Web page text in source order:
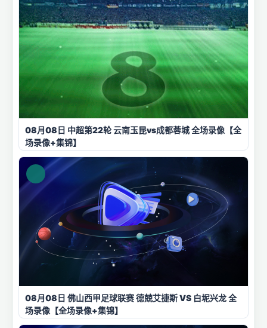
08月08日 中超第22轮 云南玉昆vs成都蓉城 全场录像【全
场录像+集锦】
08月08日 佛山西甲足球联赛 德兢艾捷斯 VS 白坭兴龙 全
场录像【全场录像+集锦】